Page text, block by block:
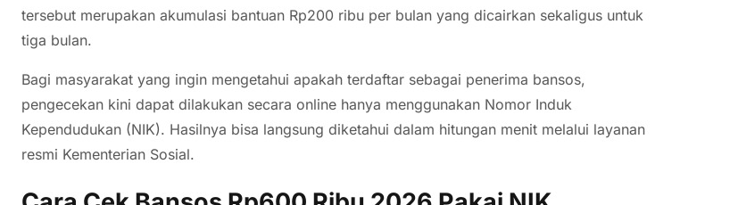
tersebut merupakan akumulasi bantuan Rp200 ribu per bulan yang dicairkan sekaligus untuk
tiga bulan.
Bagi masyarakat yang ingin mengetahui apakah terdaftar sebagai penerima bansos,
pengecekan kini dapat dilakukan secara online hanya menggunakan Nomor Induk
Kependudukan (NIK). Hasilnya bisa langsung diketahui dalam hitungan menit melalui layanan
resmi Kementerian Sosial.